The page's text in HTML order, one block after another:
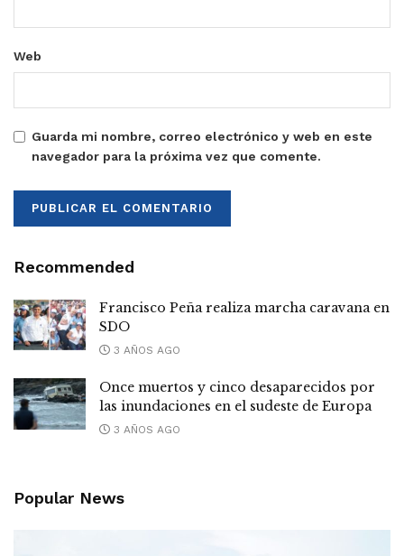
Web
Guarda mi nombre, correo electrónico y web en este
navegador para la próxima vez que comente.
Recommended
Francisco Peña realiza marcha caravana en
SDO
3 AÑOS AGO
Once muertos y cinco desaparecidos por
las inundaciones en el sudeste de Europa
3 AÑOS AGO
Popular News